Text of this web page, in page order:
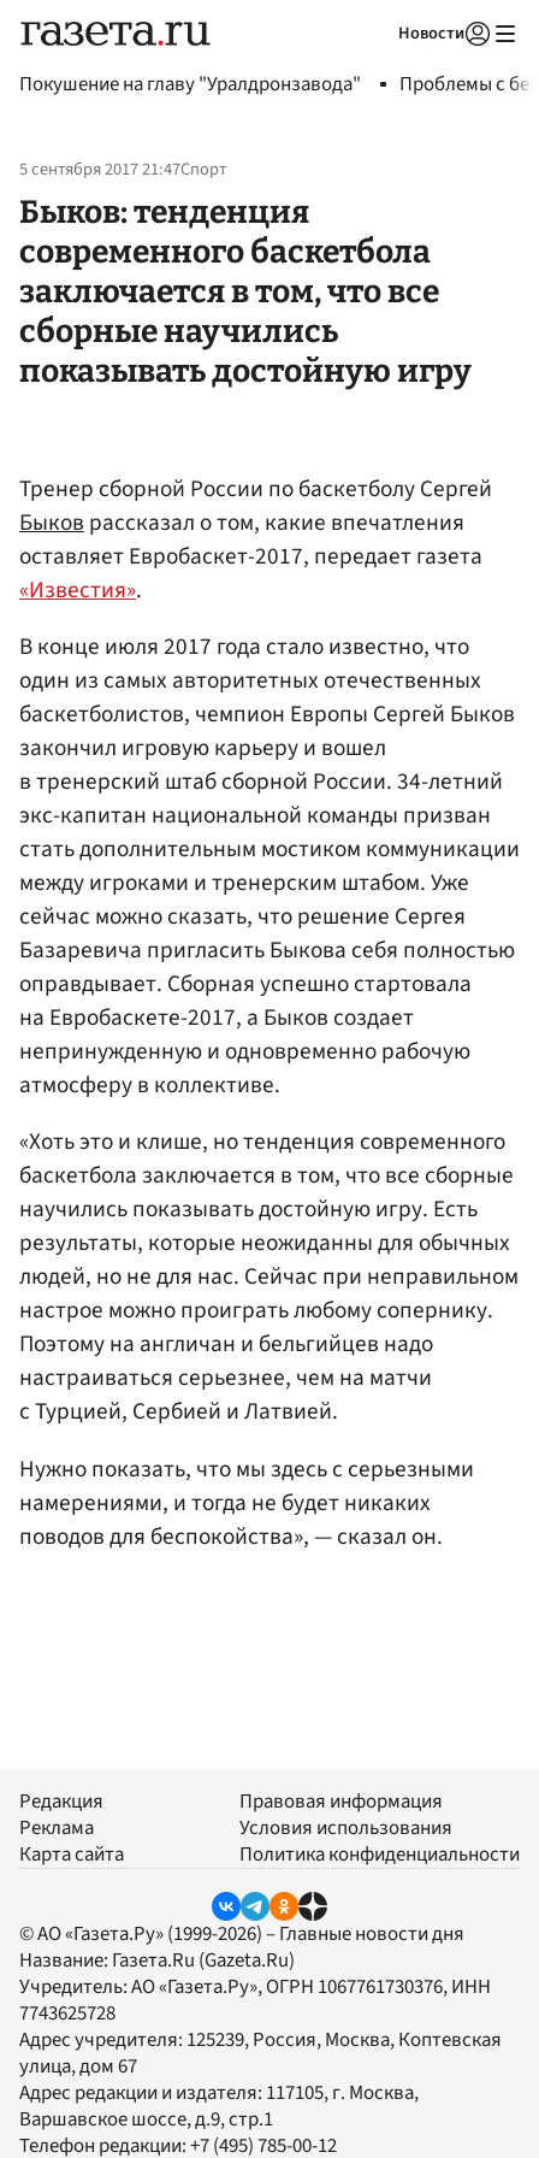
Новости
Покушение на главу "Уралдронзавода" Проблемы с
5 сентября 2017 21:47Спорт
Быков: тенденция
современного баскетбола
заключается в том, что все
сборные научились
показывать достойную игру
Тренер сборной России по баскетболу Сергей
Быковрассказал о том, какие впечатления
оставляет Евробаскет-2017, передает газета
«Известия».
В конце июля 2017 года стало известно, что
один из самых авторитетных отечественных
баскетболистов, чемпион Европы Сергей Быков
закончил игровую карьеру и вошел
в тренерский штаб сборной России. 34-летний
экс-капитан национальной команды призван
стать дополнительным мостиком коммуникации
между игроками и тренерским штабом. Уже
сейчас можно сказать, что решение Сергея
Базаревича пригласить Быкова себя полностью
оправдывает. Сборная успешно стартовала
на Евробаскете-2017, а Быков создает
непринужденную и одновременно рабочую
атмосферу в коллективе.
«Хоть это и клише, но тенденция современного
баскетбола заключается в том, что все сборные
научились показывать достойную игру. Есть
результаты, которые неожиданны для обычных
людей, но не для нас. Сейчас при неправильном
настрое можно проиграть любому сопернику.
Поэтому на англичан и бельгийцев надо
настраиваться серьезнее, чем на матчи
с Турцией, Сербией и Латвией.
Нужно показать, что мы здесь с серьезными
намерениями, и тогда не будет никаких
поводов для беспокойства», — сказал он.
Редакция
Реклама
Карта сайта
Правовая информация
Условия использования
Политика конфиденциальности
© АО «Газета.Ру» (1999-2026) – Главные новости дня
Название: Газета.Ru (Gazeta.Ru)
Учредитель:АО «Газета.Ру», ОГРН 1067761730376, ИНН
7743625728
Адрес учредителя: 125239, Россия, Москва, Коптевская
улица, дом 67
Адрес редакции и издателя: 117105, г. Москва,
Варшавское шоссе, д.9, стр.1
Телефон редакции:+7 (495) 785-00-12